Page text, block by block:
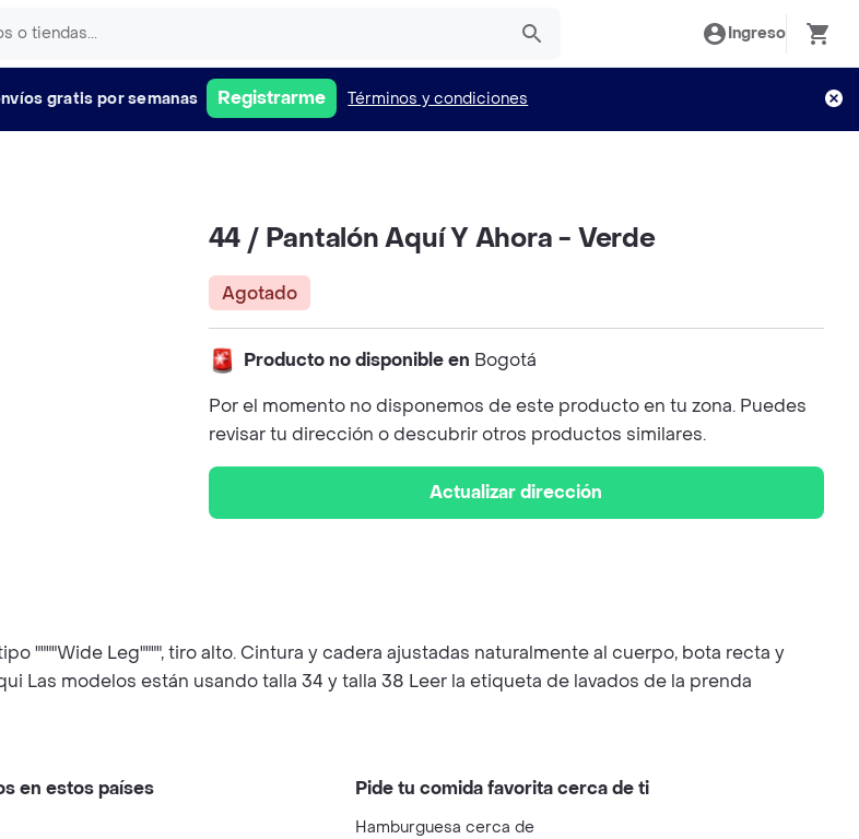
Ingreso
gratis por semanas Registrarme Términos y condiciones
44 / Pantalón Aquí Y Ahora - Verde
Agotado
Producto no disponible en Bogotá
Por el momento no disponemos de este producto en tu zona. Puedes
revisar tu dirección o descubrir otros productos similares.
Actualizar dirección
""""Wide Leg"""", tiro alto. Cintura y cadera ajustadas naturalmente al cuerpo, bota recta y
Las modelos están usando talla 34 y talla 38 Leer la etiqueta de lavados de la prenda
en estos países Pide tu comida favorita cerca de ti
Hamburguesa cerca de